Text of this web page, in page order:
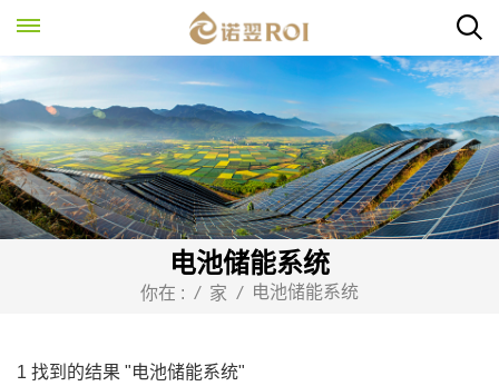
电池储能系统
你在 : / 家 / 电池储能系统
1 找到的结果 "电池储能系统"